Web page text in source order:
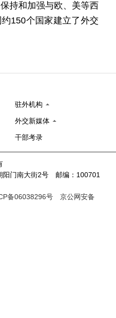
持和加强与欧、美等西
150个国家建立了外交
驻外机构
外交新媒体
干部考录
阳门南大街2号 邮编：100701
备06038296号
京公网安备